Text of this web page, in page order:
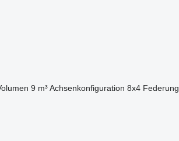
9 m³ Achsenkonfiguration 8x4 Federung